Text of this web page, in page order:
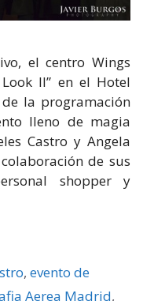
el centro Wings
II” en el Hotel
la programación
lleno de magia
Castro y Angela
de sus
shopper y
,evento de
Aerea Madrid,